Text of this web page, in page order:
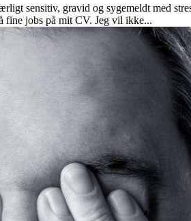
sensitiv, gravid og sygemeldt med
fine jobs på mit CV. Jeg vil ikke...